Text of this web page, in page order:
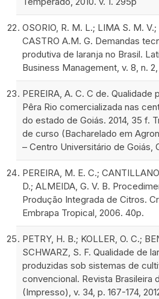
OSORIO, R. M. L.; LIMA S. M. V.;
CASTRO A.M. G. Demandas
produtiva de laranja no Brasil.
Business Management, v. 8, n.
PEREIRA, A. C. C de.
Pêra Rio comercializada nas
do estado de Goiás. 2014, 35 f.
de curso (Bacharelado em
– Centro Universitário de Goiás,
PEREIRA, M. E. C.;
D.; ALMEIDA, G. V. B.
Produção Integrada de Citros.
Embrapa Tropical, 2006. 40p.
PETRY, H. B.; KOLLER, O. C.;
SCHWARZ, S. F. Qualidade de
produzidas sob sistemas de
convencional. Revista Brasileira
(Impresso), v. 34, p. 167-174,